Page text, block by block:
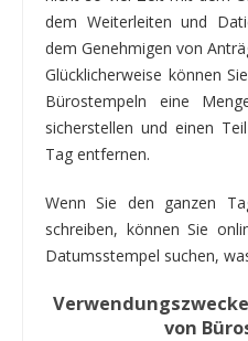
dem Weiterleiten und
dem Genehmigen von
Glücklicherweise können
Bürostempeln eine
sicherstellen und einen
Tag entfernen.
Wenn Sie den ganzen
schreiben, können Sie
Datumsstempel suchen,
von